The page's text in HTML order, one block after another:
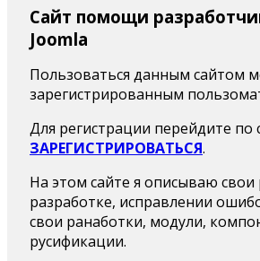
Сайт помощи
Joomla
Пользоваться данным сайтом
зарегистрированным
Для регистрации перейдите по
ЗАРЕГИСТРИРОВАТЬСЯ.
На этом сайте я описываю
разработке, исправлении
свои ранаботки, модули,
русификации.